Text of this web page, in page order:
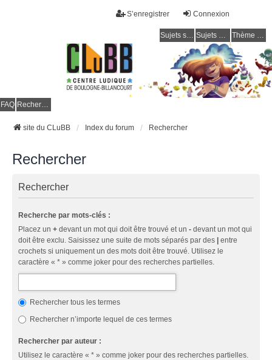
Connexion
S’enregistrer
Sujets sans réponse Sujets actifs Thème clair / foncé
FAQ Rechercher
site du CLuBB Index du forum Rechercher
Rechercher
Rechercher
Recherche par mots-clés :
Placez un + devant un mot qui doit être trouvé et un - devant un mot qui
doit être exclu. Saisissez une suite de mots séparés par des | entre
crochets si uniquement un des mots doit être trouvé. Utilisez le
caractère « * » comme joker pour des recherches partielles.
Rechercher tous les termes
Rechercher n’importe lequel de ces termes
Rechercher par auteur :
Utilisez le caractère « * » comme joker pour des recherches partielles.